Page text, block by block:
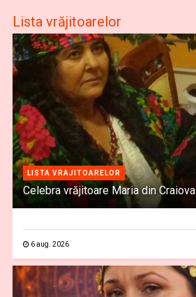
Lista vrăjitoarelor
LISTA VRAJITOARELOR
Celebra vrăjitoare Maria din Craiova
6 aug. 2026